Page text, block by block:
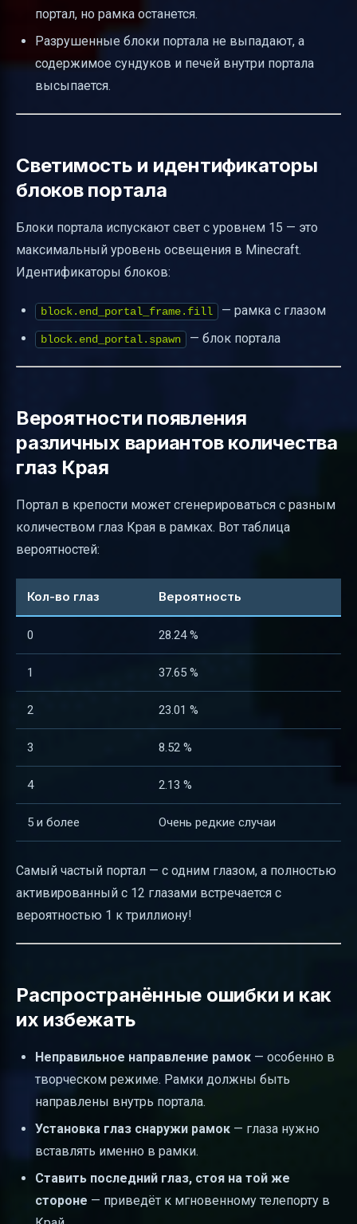
портал, но рамка останется.
Разрушенные блоки портала не выпадают, а
содержимое сундуков и печей внутри портала
высыпается.
Светимость и идентификаторы
блоков портала
Блоки портала испускают свет с уровнем 15 — это
максимальный уровень освещения в Minecraft.
Идентификаторы блоков:
block.end_portal_frame.fill — рамка с глазом
block.end_portal.spawn — блок портала
Вероятности появления
различных вариантов количества
глаз Края
Портал в крепости может сгенерироваться с разным
количеством глаз Края в рамках. Вот таблица
вероятностей:
Кол-во глаз Вероятность
0 28.24 %
1 37.65 %
2 23.01 %
3 8.52 %
4 2.13 %
5 и более Очень редкие случаи
Самый частый портал — с одним глазом, а полностью
активированный с 12 глазами встречается с
вероятностью 1 к триллиону!
Распространённые ошибки и как
их избежать
Неправильное направление рамок — особенно в
творческом режиме. Рамки должны быть
направлены внутрь портала.
Установка глаз снаружи рамок — глаза нужно
вставлять именно в рамки.
Ставить последний глаз, стоя на той же
стороне — приведёт к мгновенному телепорту в